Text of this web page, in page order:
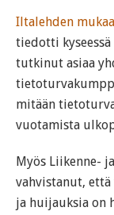
Iltalehden
tiedotti
tutkinut asiaa
mitään
vuotamista
Myös Liikenne-
vahvistanut,
ja huijauksia on